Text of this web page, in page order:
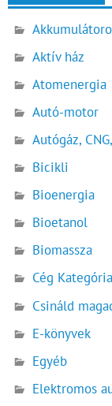
Aktív ház
Atomenergia
Autó-motor
Autógáz,
Bicikli
Bioenergia
Bioetanol
Biomassza
Cég Kategória
Csináld
E-könyvek
Egyéb
Elektromos